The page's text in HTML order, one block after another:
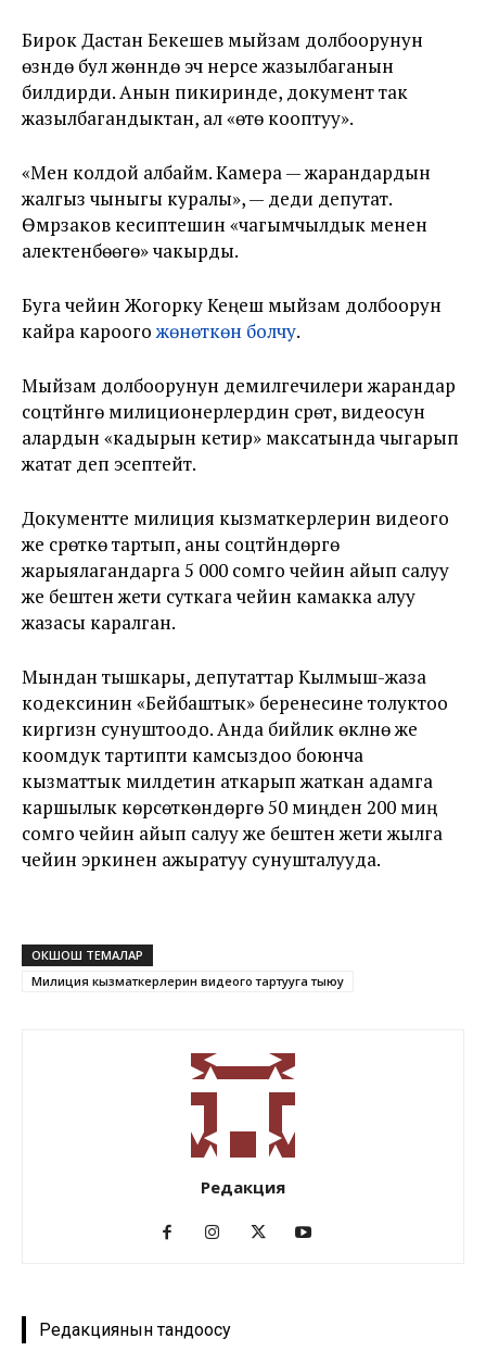
Бирок Дастан Бекешев мыйзам долбоорунун
өзүндө бул жөнүндө эч нерсе жазылбаганын
билдирди. Анын пикиринде, документ так
жазылбагандыктан, ал «өтө кооптуу».
«Мен колдой албайм. Камера — жарандардын
жалгыз чыныгы куралы», — деди депутат.
Өмүрзаков кесиптешин «чагымчылдык менен
алектенбөөгө» чакырды.
Буга чейин Жогорку Кеңеш мыйзам долбоорун
кайра кароогожөнөткөн болчу.
Мыйзам долбоорунун демилгечилери жарандар
соцтүйүнгө милиционерлердин сүрөт, видеосун
алардын «кадырын кетирүү» максатында чыгарып
жатат деп эсептейт.
Документте милиция кызматкерлерин видеого
же сүрөткө тартып, аны соцтүйүндөргө
жарыялагандарга 5 000 сомго чейин айып салуу
же бештен жети суткага чейин камакка алуу
жазасы каралган.
Мындан тышкары, депутаттар Кылмыш-жаза
кодексинин «Бейбаштык» беренесине толуктоо
киргизүүнү сунуштоодо. Анда бийлик өкүлүнө же
коомдук тартипти камсыздоо боюнча
кызматтык милдетин аткарып жаткан адамга
каршылык көрсөткөндөргө 50 миңден 200 миң
сомго чейин айып салуу же бештен жети жылга
чейин эркинен ажыратуу сунушталууда.
ОКШОШ ТЕМАЛАР
Милиция кызматкерлерин видеого тартууга тыюу
Редакция
Редакциянын тандоосу